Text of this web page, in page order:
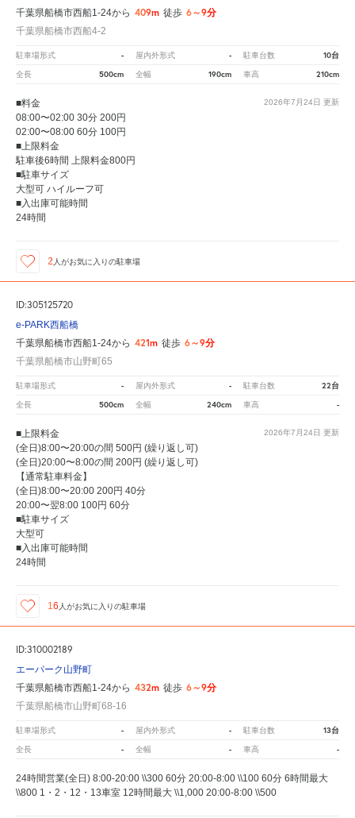
千葉県船橋市西船1-24から 409m 徒歩 6～9分
千葉県船橋市西船4-2
駐車場形式 - 屋内外形式 - 駐車台数 10台
全長 500cm 全幅 190cm 車高 210cm
2026年7月24日 更新
■料金
08:00〜02:00 30分 200円
02:00〜08:00 60分 100円
■上限料金
駐車後6時間 上限料金800円
■駐車サイズ
大型可 ハイルーフ可
■入出庫可能時間
24時間
2 人がお気に入りの駐車場
ID:305125720
e-PARK西船橋
千葉県船橋市西船1-24から 421m 徒歩 6～9分
千葉県船橋市山野町65
駐車場形式 - 屋内外形式 - 駐車台数 22台
全長 500cm 全幅 240cm 車高 -
2026年7月24日 更新
■上限料金
(全日)8:00〜20:00の間 500円 (繰り返し可)
(全日)20:00〜8:00の間 200円 (繰り返し可)
【通常駐車料金】
(全日)8:00〜20:00 200円 40分
20:00〜翌8:00 100円 60分
■駐車サイズ
大型可
■入出庫可能時間
24時間
16 人がお気に入りの駐車場
ID:310002189
エーパーク山野町
千葉県船橋市西船1-24から 432m 徒歩 6～9分
千葉県船橋市山野町68-16
駐車場形式 - 屋内外形式 - 駐車台数 13台
全長 - 全幅 - 車高 -
24時間営業(全日) 8:00-20:00 \\300 60分 20:00-8:00 \\100 60分 6時間最大
\\800 1・2・12・13車室 12時間最大 \\1,000 20:00-8:00 \\500